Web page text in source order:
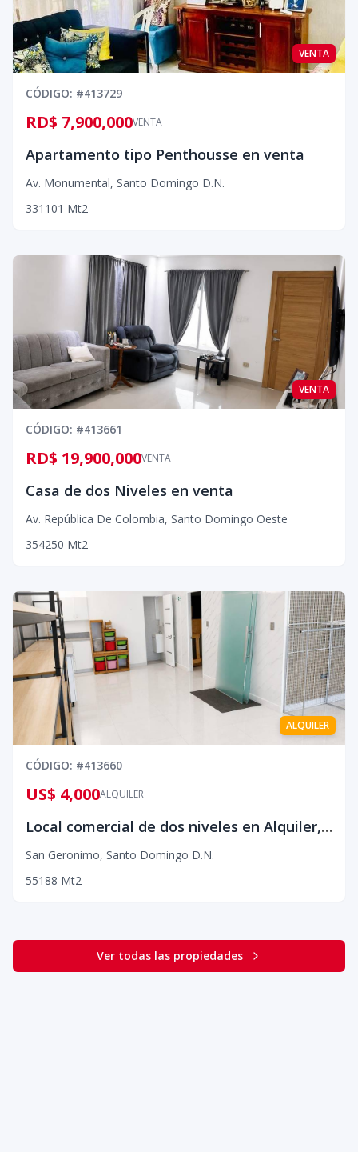
VENTA
CÓDIGO: #413729
VENTA
RD$ 7,900,000
Apartamento tipo Penthousse en venta
Av. Monumental, Santo Domingo D.N.
331 101 Mt2
VENTA
CÓDIGO: #413661
VENTA
RD$ 19,900,000
Casa de dos Niveles en venta
Av. República De Colombia, Santo Domingo Oeste
354250 Mt2
ALQUILER
CÓDIGO: #413660
ALQUILER
US$ 4,000
Local comercial de dos niveles en Alquiler, Avenida Olof Palme, San Geronimo
San Geronimo, Santo Domingo D.N.
55188 Mt2
Ver todas las propiedades